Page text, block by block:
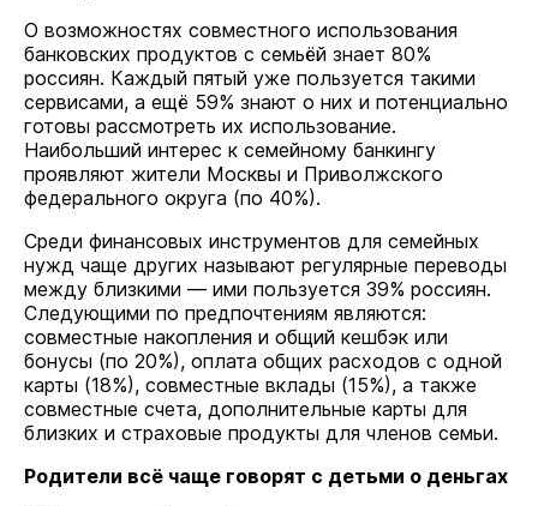
О возможностях совместного использования
банковских продуктов с семьёй знает 80%
россиян. Каждый пятый уже пользуется такими
сервисами, а ещё 59% знают о них и потенциально
готовы рассмотреть их использование.
Наибольший интерес к семейному банкингу
проявляют жители Москвы и Приволжского
федерального округа (по 40%).
Среди финансовых инструментов для семейных
нужд чаще других называют регулярные переводы
между близкими — ими пользуется 39% россиян.
Следующими по предпочтениям являются:
совместные накопления и общий кешбэк или
бонусы (по 20%), оплата общих расходов с одной
карты (18%), совместные вклады (15%), а также
совместные счета, дополнительные карты для
близких и страховые продукты для членов семьи.
Родители всё чаще говорят с детьми о деньгах